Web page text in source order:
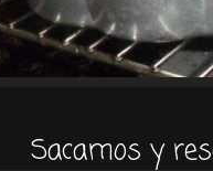
Sacamos y